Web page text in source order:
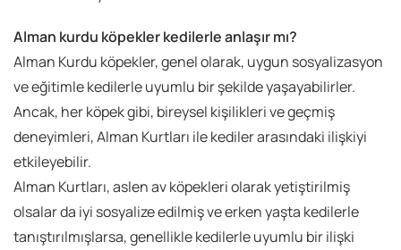
Alman kurdu köpekler kedilerle anlaşır mı?
Alman Kurdu köpekler, genel olarak, uygun sosyalizasyon
ve eğitimle kedilerle uyumlu bir şekilde yaşayabilirler.
Ancak, her köpek gibi, bireysel kişilikleri ve geçmiş
deneyimleri, Alman Kurtları ile kediler arasındaki ilişkiyi
etkileyebilir.
Alman Kurtları, aslen av köpekleri olarak yetiştirilmiş
olsalar da iyi sosyalize edilmiş ve erken yaşta kedilerle
tanıştırılmışlarsa, genellikle kedilerle uyumlu bir ilişki